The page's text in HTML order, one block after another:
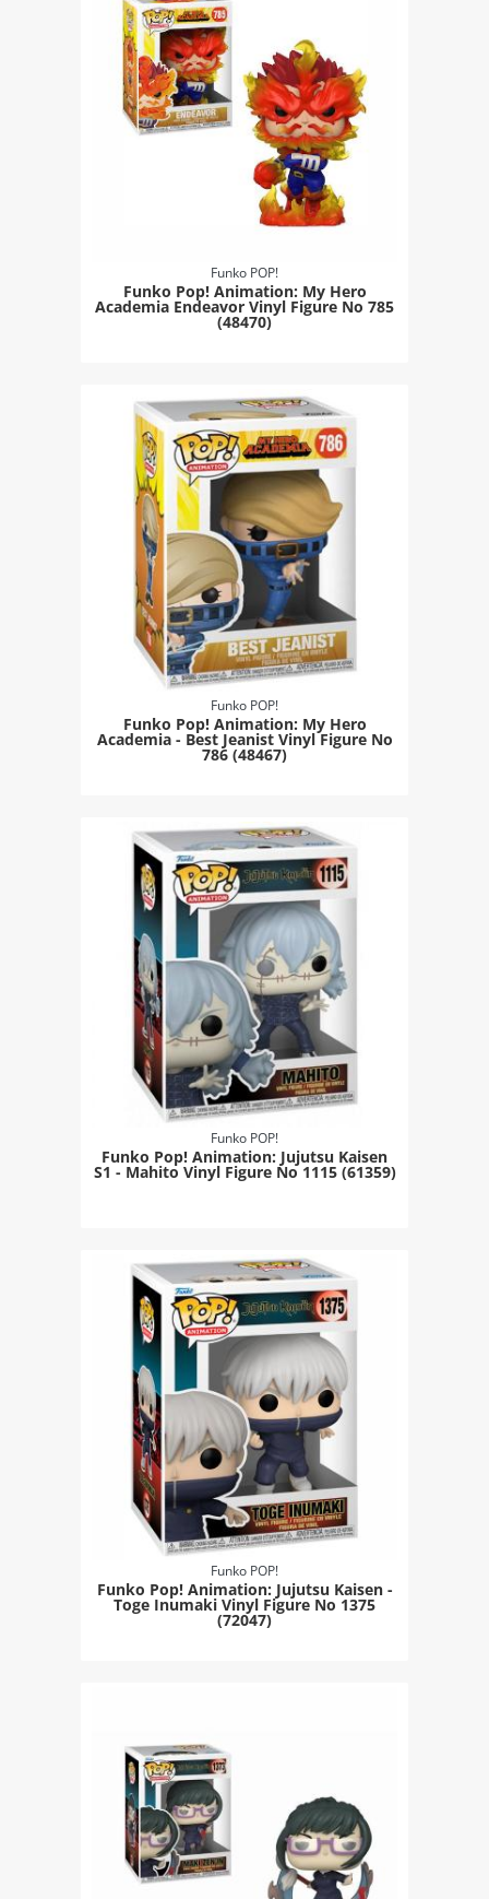
Funko POP!
Funko Pop! Animation: My Hero
Academia Endeavor Vinyl Figure Νο 785
(48470)
Funko POP!
Funko Pop! Animation: My Hero
Academia - Best Jeanist Vinyl Figure Νο
786 (48467)
Funko POP!
Funko Pop! Animation: Jujutsu Kaisen
S1 - Mahito Vinyl Figure Νο 1115 (61359)
Funko POP!
Funko Pop! Animation: Jujutsu Kaisen -
Toge Inumaki Vinyl Figure Νο 1375
(72047)